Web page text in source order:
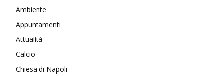
Ambiente
Appuntamenti
Attualità
Calcio
Chiesa di Napoli